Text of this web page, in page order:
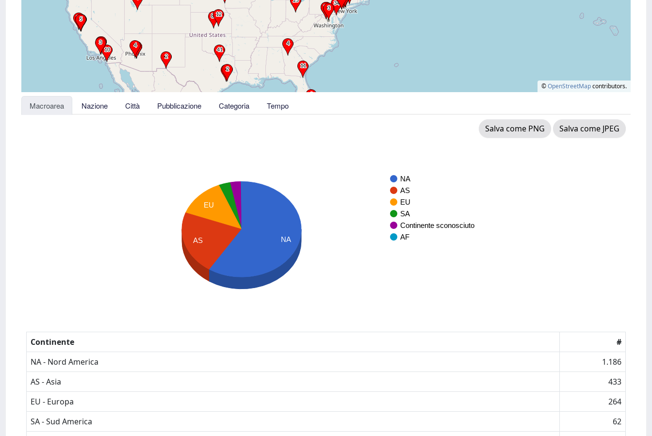
©OpenStreetMapcontributors.
Macroarea Nazione Città Pubblicazione Categoria Tempo
Salva come PNG Salva come JPEG
NA
AS
EU
SA
Continente sconosciuto
AF
EU
AS NA
Continente
#
NA - Nord America
1.186
AS - Asia
433
EU - Europa
264
SA - Sud America
62